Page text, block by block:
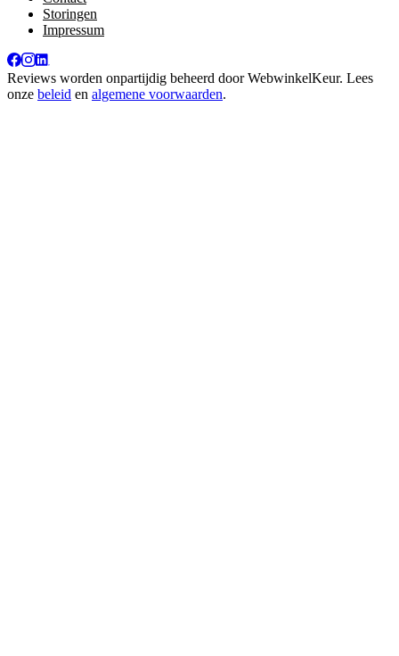
Storingen
Impressum
Reviews worden onpartijdig beheerd doorWebwinkelKeur. Lees
onze beleid en algemene voorwaarden.